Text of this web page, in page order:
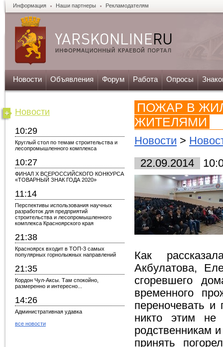
Информация Наши партнеры Рекламодателям
Новости Объявления Форум Работа Опросы
Новости
10:29
Круглый стол по темам строительства и
лесопромышленного комплекса
10:27
ФИНАЛ X ВСЕРОССИЙСКОГО КОНКУРСА
«ТОВАРНЫЙ ЗНАК ГОДА 2020»
11:14
Перспективы использования научных
разработок для предприятий
строительства и лесопромышленного
комплекса Красноярского края
21:38
Красноярск входит в ТОП-3 самых
популярных горнолыжных направлений
21:35
Кордон Чул-Аксы. Там спокойно,
размеренно и интересно...
14:26
Административная удавка
все новости
ПОЖАР В
ЖИТЕЛЯМИ
Новости >
22.09.2014
Как
Акбулатова,
сгоревшего
временного
переночевать и
никто этим не
родственникам
принять